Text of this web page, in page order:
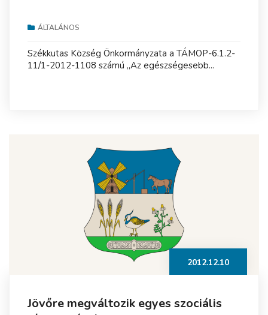
ÁLTALÁNOS
Székkutas Község Önkormányzata a TÁMOP-6.1.2-
11/1-2012-1108 számú „Az egészségesebb...
2012.12.10
Jövőre megváltozik egyes szociális